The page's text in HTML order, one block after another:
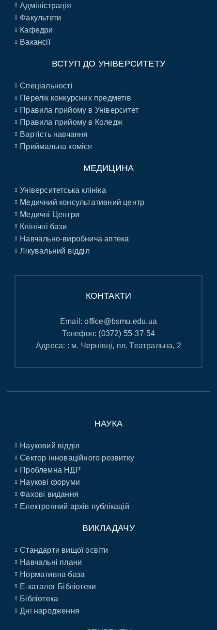
Адміністрація
Факультети
Кафедри
Вакансії
ВСТУП ДО УНІВЕРСИТЕТУ
Спеціальності
Перелік конкурсних предметів
Правила прийому в Університет
Правила прийому в Коледж
Вартість навчання
Приймальна коміся
МЕДИЦИНА
Університетська клініка
Медичний консультативний центр
Медичні Центри
Клінічні бази
Навчально-виробнича аптека
Лікувальний відділ
КОНТАКТИ
Email:office@bsmu.edu.ua
Телефон: (0372) 55-37-54
Адреса: : м. Чернівці, пл. Театральна, 2
НАУКА
Науковий відділ
Сектор інноваційного розвитку
Проблемна НДР
Наукові форуми
Фахові видання
Електронний архів публікацій
ВИКЛАДАЧУ
Стандарти вищої освіти
Навчальні плани
Нормативна база
E-каталог Бібліотеки
Бібліотека
Дні народження